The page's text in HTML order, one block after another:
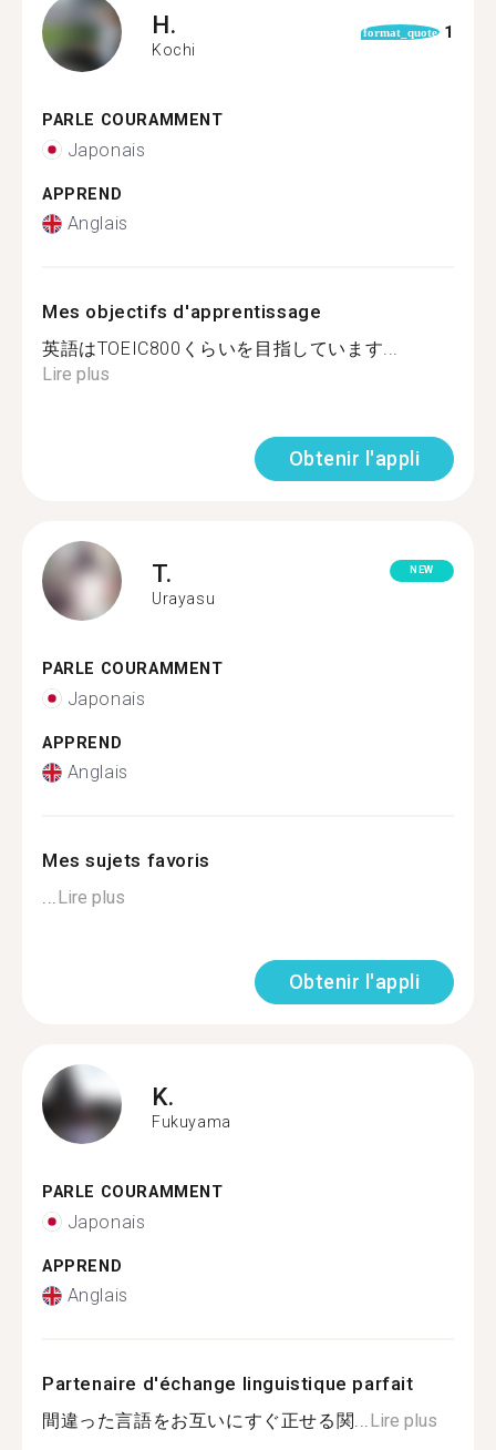
H.
Kochi
format_quote 1
PARLE COURAMMENT
Japonais
APPREND
Anglais
Mes objectifs d'apprentissage
英語はTOEIC800くらいを目指しています...
Lire plus
Obtenir l'appli
T.
Urayasu
NEW
PARLE COURAMMENT
Japonais
APPREND
Anglais
Mes sujets favoris
...Lire plus
Obtenir l'appli
K.
Fukuyama
PARLE COURAMMENT
Japonais
APPREND
Anglais
Partenaire d'échange linguistique parfait
間違った言語をお互いにすぐ正せる関...Lire plus